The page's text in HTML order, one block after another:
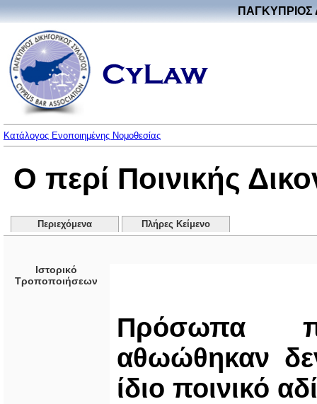
ΠΑΓΚΥΠΡΙΟΣ
Κατάλογος Ενοποιημένης Νομοθεσίας
Ο περί Ποινικής
Περιεχόμενα Πλήρες Κείμενο
Ιστορικό
Τροποποιήσεων
Πρόσωπα
αθωώθηκαν
ίδιο ποινικό